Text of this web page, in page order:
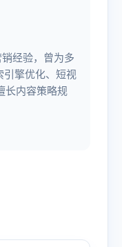
经验，曾为多
引擎优化、短视
长内容策略规